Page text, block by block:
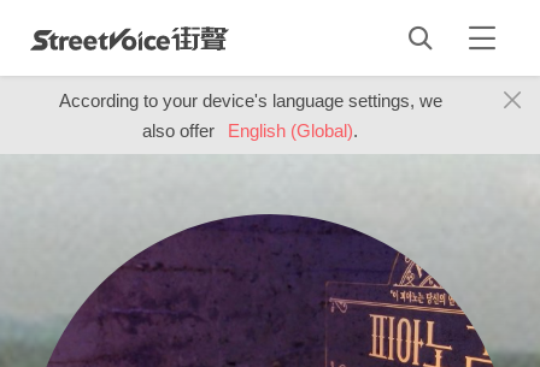
According to your device's language settings, we
also offer
English (Global).